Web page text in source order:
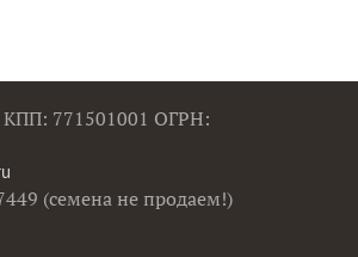
771501001 ОГРН:
(семена не продаем!)